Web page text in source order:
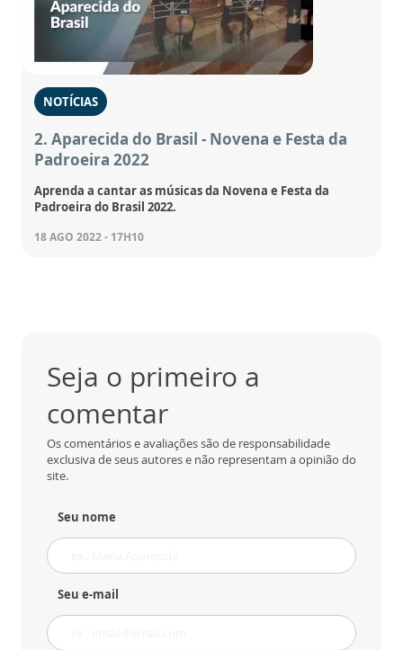
NOTÍCIAS
2. Aparecida do Brasil - Novena e Festa da
Padroeira 2022
Aprenda a cantar as músicas da Novena e Festa da
Padroeira do Brasil 2022.
18 AGO 2022 - 17H10
Seja o primeiro a
comentar
Os comentários e avaliações são de responsabilidade
exclusiva de seus autores e não representam a opinião do
site.
Seu nome
Seu e-mail